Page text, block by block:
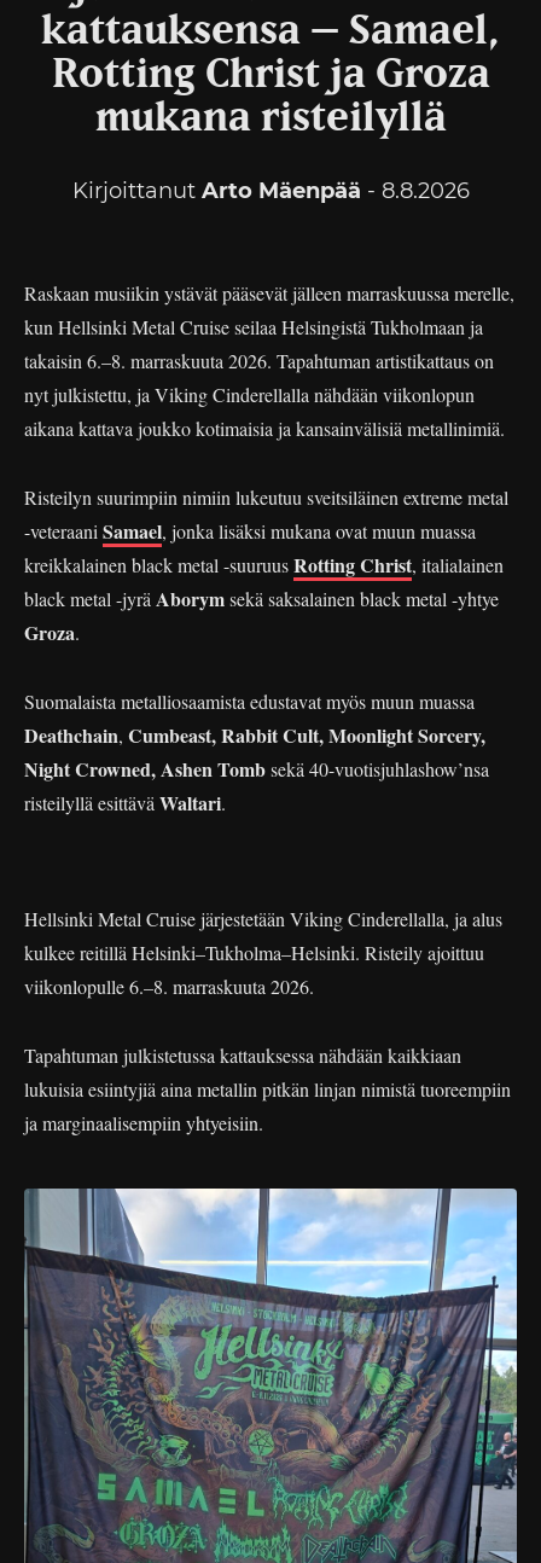
kattauksensa – Samael,
Rotting Christ ja Groza
mukana risteilyllä
Kirjoittanut Arto Mäenpää - 8.8.2026
Raskaan musiikin ystävät pääsevät jälleen marraskuussa merelle,
kun Hellsinki Metal Cruise seilaa Helsingistä Tukholmaan ja
takaisin 6.–8. marraskuuta 2026. Tapahtuman artistikattaus on
nyt julkistettu, ja Viking Cinderellalla nähdään viikonlopun
aikana kattava joukko kotimaisia ja kansainvälisiä metallinimiä.
Risteilyn suurimpiin nimiin lukeutuu sveitsiläinen extreme metal
-veteraani Samael, jonka lisäksi mukana ovat muun muassa
kreikkalainen black metal -suuruusRotting Christ, italialainen
black metal -jyrä Aborymsekä saksalainen black metal -yhtye
Groza.
Suomalaista metalliosaamista edustavat myös muun muassa
Deathchain, Cumbeast, Rabbit Cult, Moonlight Sorcery,
Night Crowned, Ashen Tombsekä 40-vuotisjuhlashow’nsa
risteilyllä esittävä Waltari.
Hellsinki Metal Cruise järjestetään Viking Cinderellalla, ja alus
kulkee reitillä Helsinki–Tukholma–Helsinki. Risteily ajoittuu
viikonlopulle 6.–8. marraskuuta 2026.
Tapahtuman julkistetussa kattauksessa nähdään kaikkiaan
lukuisia esiintyjiä aina metallin pitkän linjan nimistä tuoreempiin
ja marginaalisempiin yhtyeisiin.